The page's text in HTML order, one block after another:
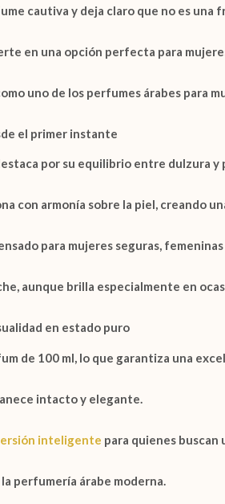
cautiva y deja claro que no es una
en una opción perfecta para
uno de los perfumes árabes para
el primer instante
por su equilibrio entre dulzura y
con armonía sobre la piel, creando
para mujeres seguras,
aunque brilla especialmente en
en estado puro
de 100 ml , lo que garantiza una
intacto y elegante.
inteligente para quienes buscan
perfumería árabe moderna.